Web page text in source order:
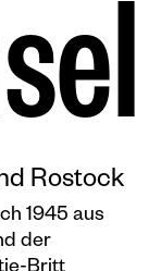
sel
Rostock
1945 aus
der